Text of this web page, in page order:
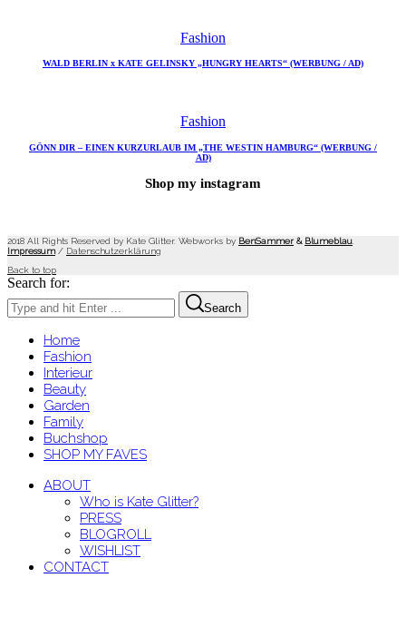
Fashion
WALD BERLIN x KATE GELINSKY „HUNGRY HEARTS“ (WERBUNG / AD)
Fashion
GÖNN DIR – EINEN KURZURLAUB IM „THE WESTIN HAMBURG“ (WERBUNG /
AD)
Shop my instagram
2018 All Rights Reserved by Kate Glitter. Webworks by BenSammer & Blumeblau
Impressum/ Datenschutzerklärung
Back to top
Search for:
Search
Home
Fashion
Interieur
Beauty
Garden
Family
Buchshop
SHOP MY FAVES
ABOUT
Who is Kate Glitter?
PRESS
BLOGROLL
WISHLIST
CONTACT